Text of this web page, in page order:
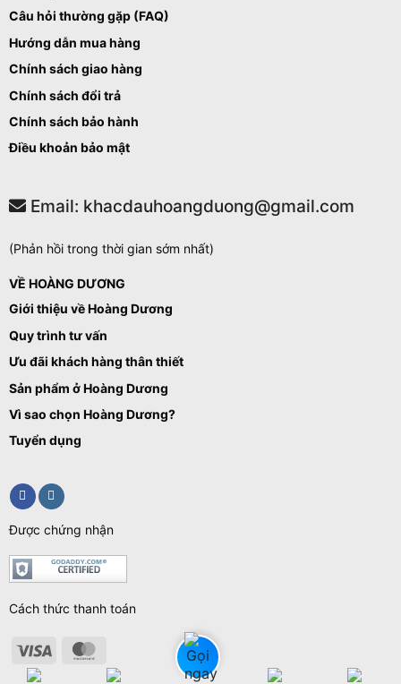
Câu hỏi thường gặp (FAQ)
Hướng dẫn mua hàng
Chính sách giao hàng
Chính sách đổi trả
Chính sách bảo hành
Điều khoản bảo mật
Email: khacdauhoangduong@gmail.com
(Phản hồi trong thời gian sớm nhất)
VỀ HOÀNG DƯƠNG
Giới thiệu về Hoàng Dương
Quy trình tư vấn
Ưu đãi khách hàng thân thiết
Sản phẩm ở Hoàng Dương
Vì sao chọn Hoàng Dương?
Tuyển dụng
Được chứng nhận
Cách thức thanh toán